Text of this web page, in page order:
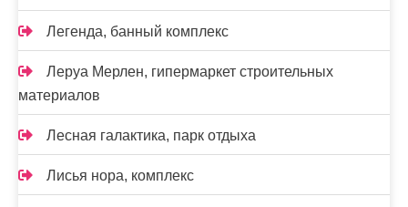
Легенда, банный комплекс
Леруа Мерлен, гипермаркет строительных
материалов
Лесная галактика, парк отдыха
Лисья нора, комплекс